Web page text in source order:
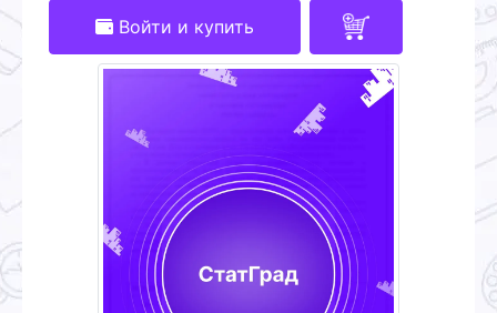
Войти и купить